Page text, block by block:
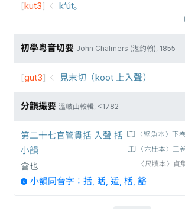
[kut3] k‘út꜆
初學粵音切要 John Chalmers (湛約翰), 1855
[gut3] 見末切（koot 上入聲）
分韻撮要 溫岐山較輯, <1782
〈壁魚本〉
〈六桂本〉
〈尺牘本〉
第二十七官管貫括 入聲 括
小韻
會也
小韻同音字：括, 䀨, 适, 栝, 豁